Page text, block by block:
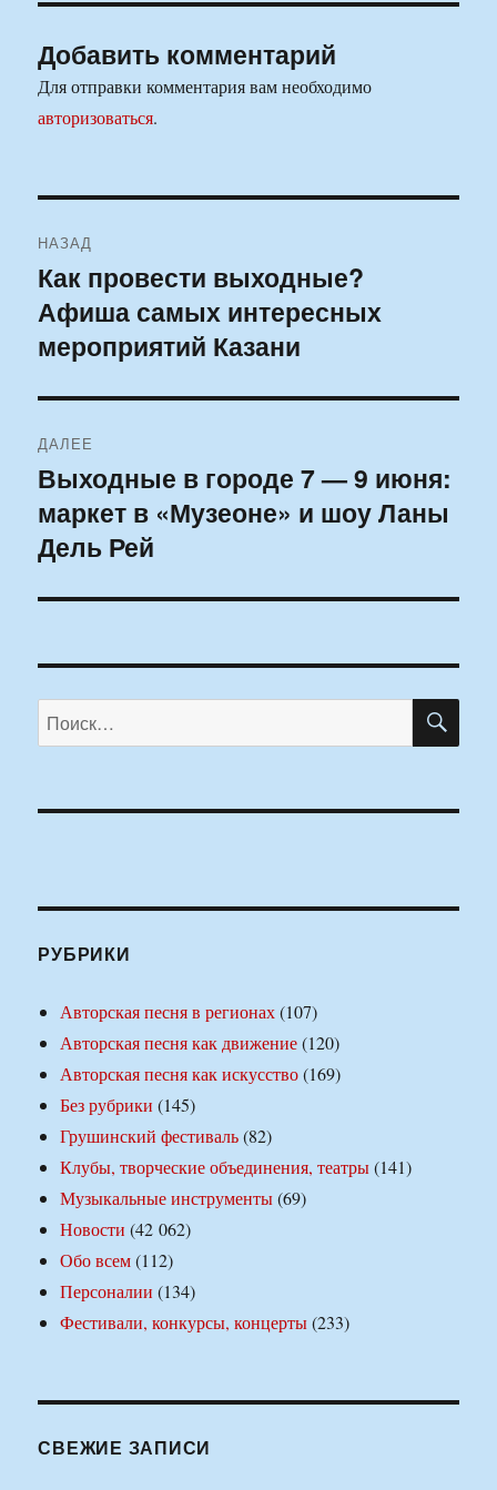
Добавить комментарий
Для отправки комментария вам необходимо
авторизоваться.
по
записям
НАЗАД
Предыдущая
запись:
Как провести выходные?
Афиша самых интересных
мероприятий Казани
ДАЛЕЕ
Следующая
запись:
Выходные в городе 7 — 9 июня:
маркет в «Музеоне» и шоу Ланы
Дель Рей
Искать:
РУБРИКИ
Авторская песня в регионах(107)
Авторская песня как движение(120)
Авторская песня как искусство(169)
Без рубрики (145)
Грушинский фестиваль(82)
Клубы, творческие объединения, театры(141)
Музыкальные инструменты(69)
Новости (42 062)
Обо всем(112)
Персоналии (134)
Фестивали, конкурсы, концерты(233)
СВЕЖИЕ ЗАПИСИ